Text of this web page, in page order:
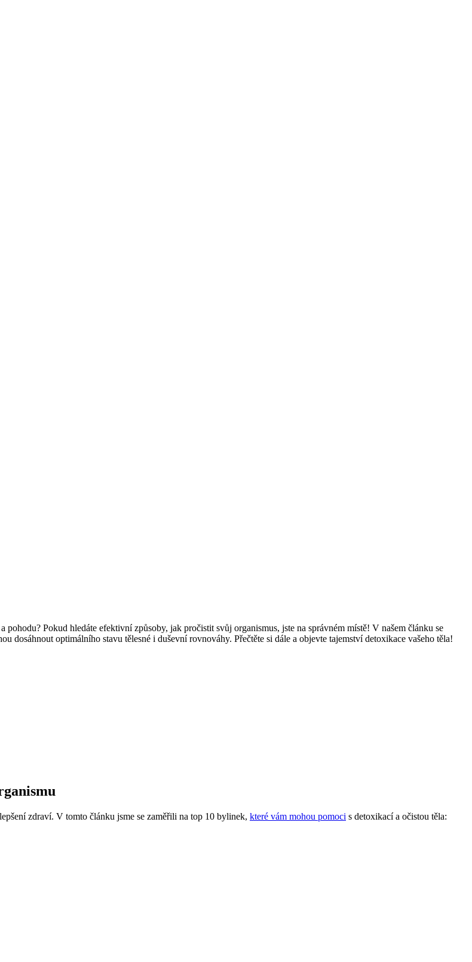
Pokud hledáte efektivní způsoby, jak pročistit svůj organismus, jste na správném místě! V našem článku se
dosáhnout optimálního stavu tělesné i duševní rovnováhy. Přečtěte si dále a objevte tajemství detoxikace vašeho těla!
zdraví. V tomto článku jsme se zaměřili na top 10 bylinek, které vám mohou pomoci s detoxikací a očistou těla: